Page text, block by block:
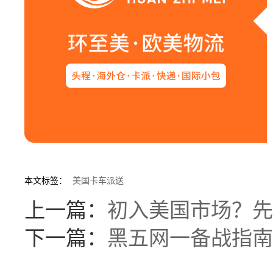
本文标签： 美国卡车派送
上一篇： 初入美国市场？
下一篇： 黑五网一备战指